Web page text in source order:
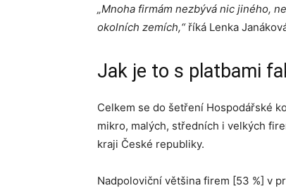
„Mnoha firmám nezbývá nic jiného,
okolních zemích,“říká Lenka
Jak je to s platbami
Celkem se do šetření Hospodářské
mikro, malých, středních i velkých
kraji České republiky.
Nadpoloviční většina firem [53 %] v